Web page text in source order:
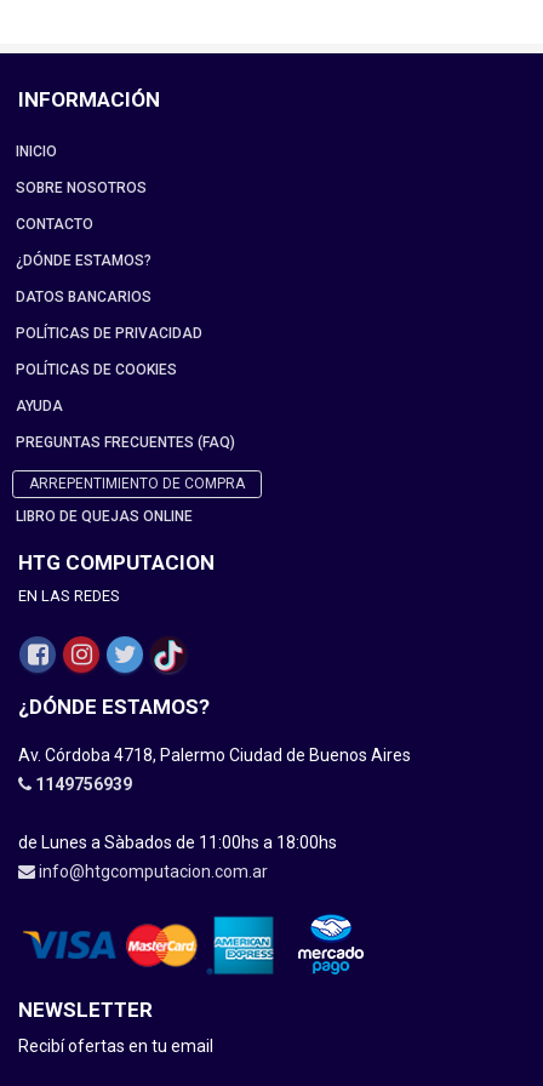
INFORMACIÓN
INICIO
SOBRE NOSOTROS
CONTACTO
¿DÓNDE ESTAMOS?
DATOS BANCARIOS
POLÍTICAS DE PRIVACIDAD
POLÍTICAS DE COOKIES
AYUDA
PREGUNTAS FRECUENTES (FAQ)
ARREPENTIMIENTO DE COMPRA
LIBRO DE QUEJAS ONLINE
HTG COMPUTACION
EN LAS REDES
¿DÓNDE ESTAMOS?
Av. Córdoba 4718, Palermo Ciudad de Buenos Aires
1149756939
de Lunes a Sàbados de 11:00hs a 18:00hs
info@htgcomputacion.com.ar
NEWSLETTER
Recibí ofertas en tu email